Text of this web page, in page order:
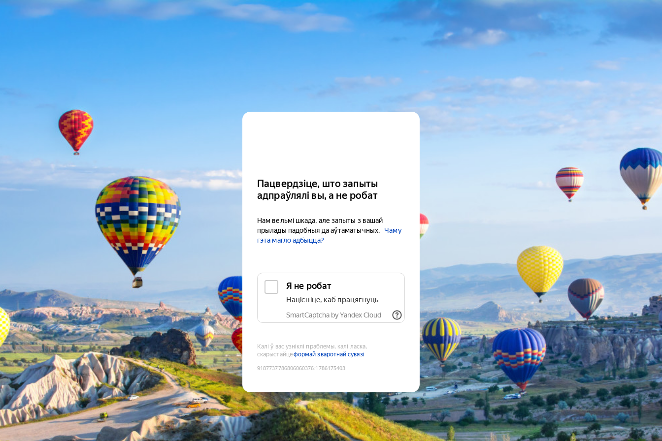
Пацвердзіце, што запыты
адпраўлялі вы, а не робат
Нам вельмі шкада, але запыты з вашай
прылады падобныя да аўтаматычных.
Чаму
гэта магло адбыцца?
Я не робат
Націсніце, каб працягнуць
SmartCaptcha by Yandex Cloud
Калі ў вас узніклі праблемы, калі ласка,
скарыстайцеформай зваротнай сувязі
9187737786806060376:1786175403